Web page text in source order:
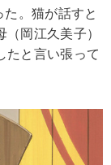
。猫が話すと
岡江久美子）
たと言い張って